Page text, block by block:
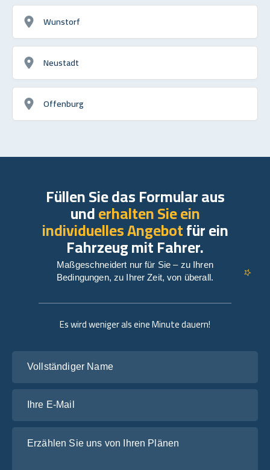
Wunstorf
Neustadt
Offenburg
Es wird weniger als eine Minute dauern!
Füllen Sie das Formular aus
underhalten Sie ein
individuelles Angebotfür ein
Fahrzeug mit Fahrer.
Maßgeschneidert nur für Sie – zu Ihren
Bedingungen, zu Ihrer Zeit, von überall.